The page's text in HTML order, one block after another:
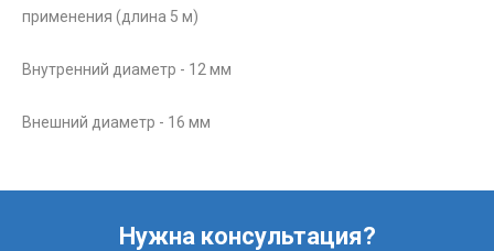
применения (длина 5 м)
Внутренний диаметр - 12 мм
Внешний диаметр - 16 мм
Нужна консультация?